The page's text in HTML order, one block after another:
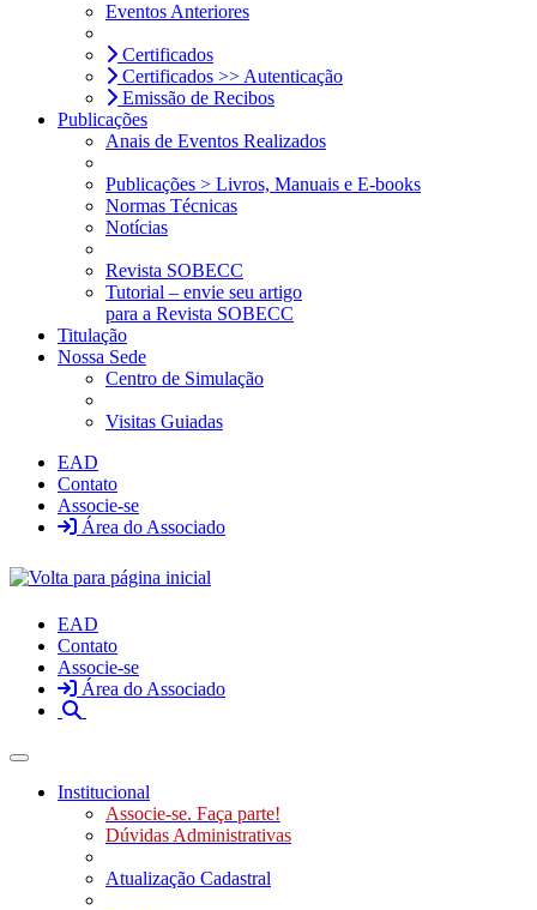
Eventos Anteriores
Certificados
Certificados >> Autenticação
Emissão de Recibos
Publicações
Anais de Eventos Realizados
Publicações > Livros, Manuais e E-books
Normas Técnicas
Notícias
Revista SOBECC
Tutorial – envie seu artigo
para a Revista SOBECC
Titulação
Nossa Sede
Centro de Simulação
Visitas Guiadas
EAD
Contato
Associe-se
Área do Associado
EAD
Contato
Associe-se
Área do Associado
Toggle navigation
Institucional
Associe-se. Faça parte!
Dúvidas Administrativas
Atualização Cadastral